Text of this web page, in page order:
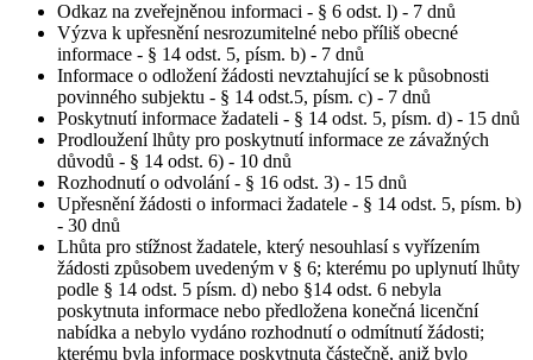
Odkaz na zveřejněnou informaci - § 6 odst. l) - 7 dnů
Výzva k upřesnění nesrozumitelné nebo příliš obecné
informace - § 14 odst. 5, písm. b) - 7 dnů
Informace o odložení žádosti nevztahující se k působnosti
povinného subjektu - § 14 odst.5, písm. c) - 7 dnů
Poskytnutí informace žadateli - § 14 odst. 5, písm. d) - 15 dnů
Prodloužení lhůty pro poskytnutí informace ze závažných
důvodů - § 14 odst. 6) - 10 dnů
Rozhodnutí o odvolání - § 16 odst. 3) - 15 dnů
Upřesnění žádosti o informaci žadatele - § 14 odst. 5, písm. b)
- 30 dnů
Lhůta pro stížnost žadatele, který nesouhlasí s vyřízením
žádosti způsobem uvedeným v § 6; kterému po uplynutí lhůty
podle § 14 odst. 5 písm. d) nebo §14 odst. 6 nebyla
poskytnuta informace nebo předložena konečná licenční
nabídka a nebylo vydáno rozhodnutí o odmítnutí žádosti;
kterému byla informace poskytnuta částečně, aniž bylo